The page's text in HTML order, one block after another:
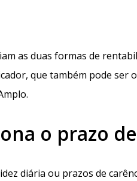
as duas formas de
que também pode ser
o prazo
diária ou prazos de